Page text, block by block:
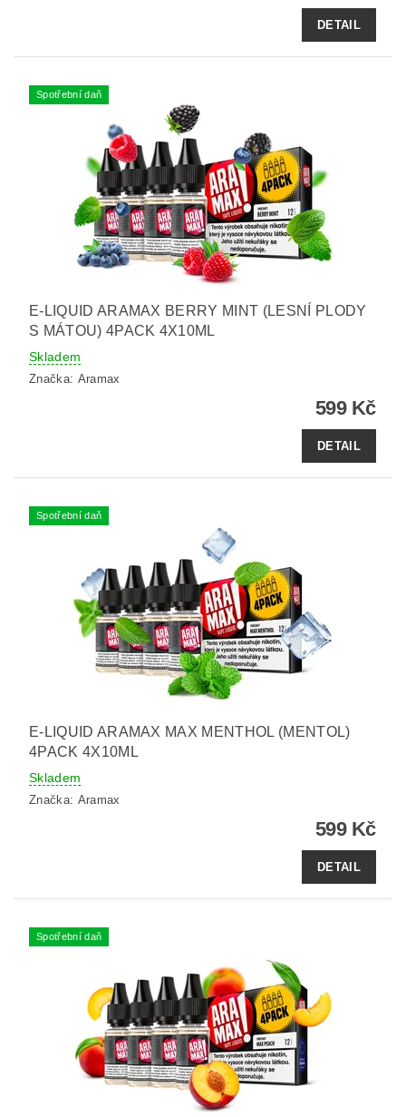
DETAIL
Spotřební daň
E-LIQUID ARAMAX BERRY MINT (LESNÍ PLODY
S MÁTOU) 4PACK 4X10ML
Skladem
Značka: Aramax
599 Kč
DETAIL
Spotřební daň
E-LIQUID ARAMAX MAX MENTHOL (MENTOL)
4PACK 4X10ML
Skladem
Značka: Aramax
599 Kč
DETAIL
Spotřební daň